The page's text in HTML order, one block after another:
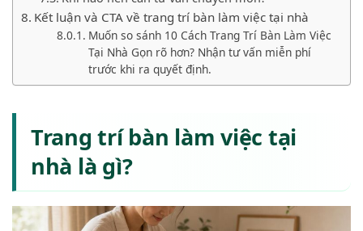
Kết luận và CTA về trang trí bàn làm việc tại nhà
Muốn so sánh 10 Cách Trang Trí Bàn Làm Việc
Tại Nhà Gọn rõ hơn? Nhận tư vấn miễn phí
trước khi ra quyết định.
Trang trí bàn làm việc tại
nhà là gì?